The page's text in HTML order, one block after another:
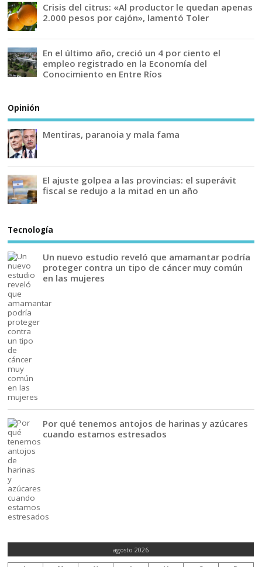
Crisis del citrus: «Al productor le quedan apenas
2.000 pesos por cajón», lamentó Toler
En el último año, creció un 4 por ciento el
empleo registrado en la Economía del
Conocimiento en Entre Ríos
Opinión
Mentiras, paranoia y mala fama
El ajuste golpea a las provincias: el superávit
fiscal se redujo a la mitad en un año
Tecnología
Un nuevo estudio reveló que amamantar podría
proteger contra un tipo de cáncer muy común
en las mujeres
Por qué tenemos antojos de harinas y azúcares
cuando estamos estresados
agosto 2026